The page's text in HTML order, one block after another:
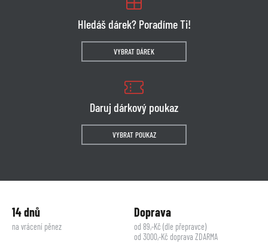
Hledáš dárek? Poradíme Ti!
VYBRAT DÁREK
Daruj dárkový poukaz
VYBRAT POUKAZ
14 dnů
na vrácení pěnez
Doprava
od 89,-Kč (dle přepravce)
od 3000,-Kč doprava ZDARMA